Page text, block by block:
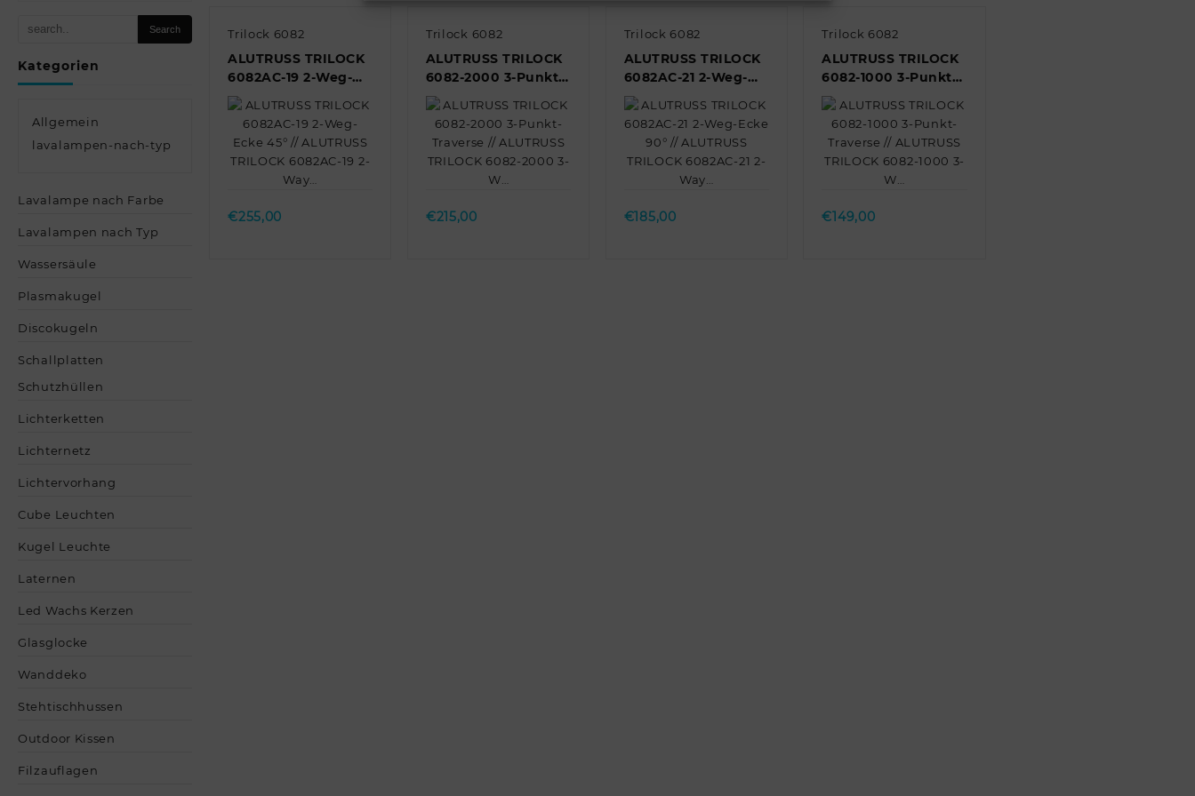
Kategorien
Allgemein
lavalampen-nach-typ
Lavalampe nach Farbe
Lavalampen nach Typ
Wassersäule
Plasmakugel
Discokugeln
Schallplatten
Schutzhüllen
Lichterketten
Lichternetz
Lichtervorhang
Cube Leuchten
Kugel Leuchte
Laternen
Led Wachs Kerzen
Glasglocke
Wanddeko
Stehtischhussen
Outdoor Kissen
Filzauflagen
Trilock 6082
ALUTRUSS TRILOCK
6082AC-19 2-Weg-
Ecke 45° //
ALUTRUSS TRILOCK
6082AC-19 2-Way…
Quick view
€255,00
Trilock 6082
ALUTRUSS TRILOCK
6082-2000 3-Punkt-
Traverse //
ALUTRUSS TRILOCK
6082-2000 3-W…
Quick view
€215,00
Trilock 6082
ALUTRUSS TRILOCK
6082AC-21 2-Weg-
Ecke 90° //
ALUTRUSS TRILOCK
6082AC-21 2-Way…
Quick view
€185,00
Trilock 6082
ALUTRUSS TRILOCK
6082-1000 3-Punkt-
Traverse //
ALUTRUSS TRILOCK
6082-1000 3-W…
Quick view
€149,00